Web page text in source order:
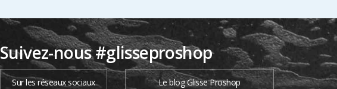
Suivez-nous #glisseproshop
Sur les réseaux sociaux Le blog Glisse Proshop